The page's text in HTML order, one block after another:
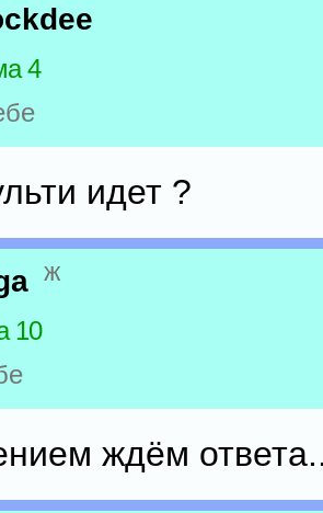
4
идет ?
ж
10
ждём